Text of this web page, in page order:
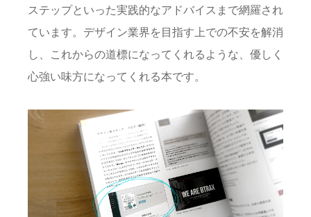
ステップといった実践的なアドバイスまで網羅され
ています。デザイン業界を目指す上での不安を解消
し、これからの道標になってくれるような、優しく
心強い味方になってくれる本です。